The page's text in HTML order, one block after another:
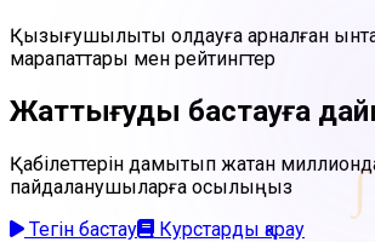
∫
Қызығушылықты қолдауға арналған
марапаттары мен рейтингтер
Жаттығуды бастауға
Қабілеттерін дамытып жатқан
пайдаланушыларға қосылыңыз
Тегін бастау
Курстарды қарау